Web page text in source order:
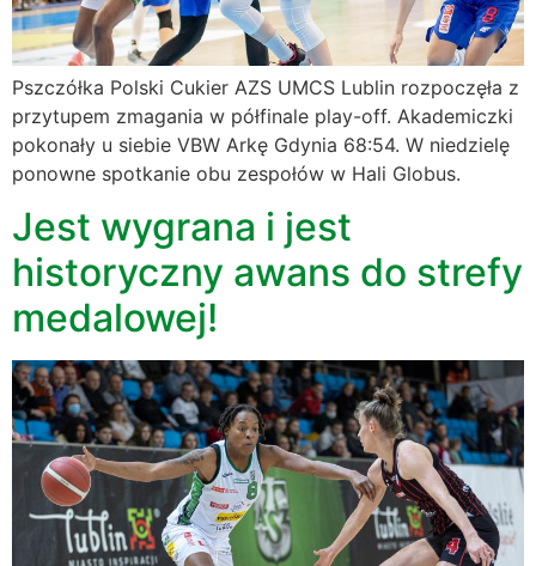
Pszczółka Polski Cukier AZS UMCS Lublin rozpoczęła z
przytupem zmagania w półfinale play-off. Akademiczki
pokonały u siebie VBW Arkę Gdynia 68:54. W niedzielę
ponowne spotkanie obu zespołów w Hali Globus.
Jest wygrana i jest
historyczny awans do strefy
medalowej!